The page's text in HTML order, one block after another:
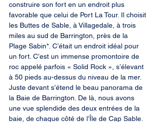
construire son fort en un endroit plus
favorable que celui de Port La Tour. Il choisit
les Buttes de Sable, à Villagedale, à trois
miles au sud de Barrington, près de la
Plage Sabin*. C’était un endroit idéal pour
un fort. C’est un immense promontoire de
roc appelé parfois « Solid Rock », s’élevant
à 50 pieds au-dessus du niveau de la mer.
Juste devant s’étend le beau panorama de
la Baie de Barrington. De là, nous avons
une vue splendide des deux entrées de la
baie, de chaque côté de l’Île de Cap Sable.